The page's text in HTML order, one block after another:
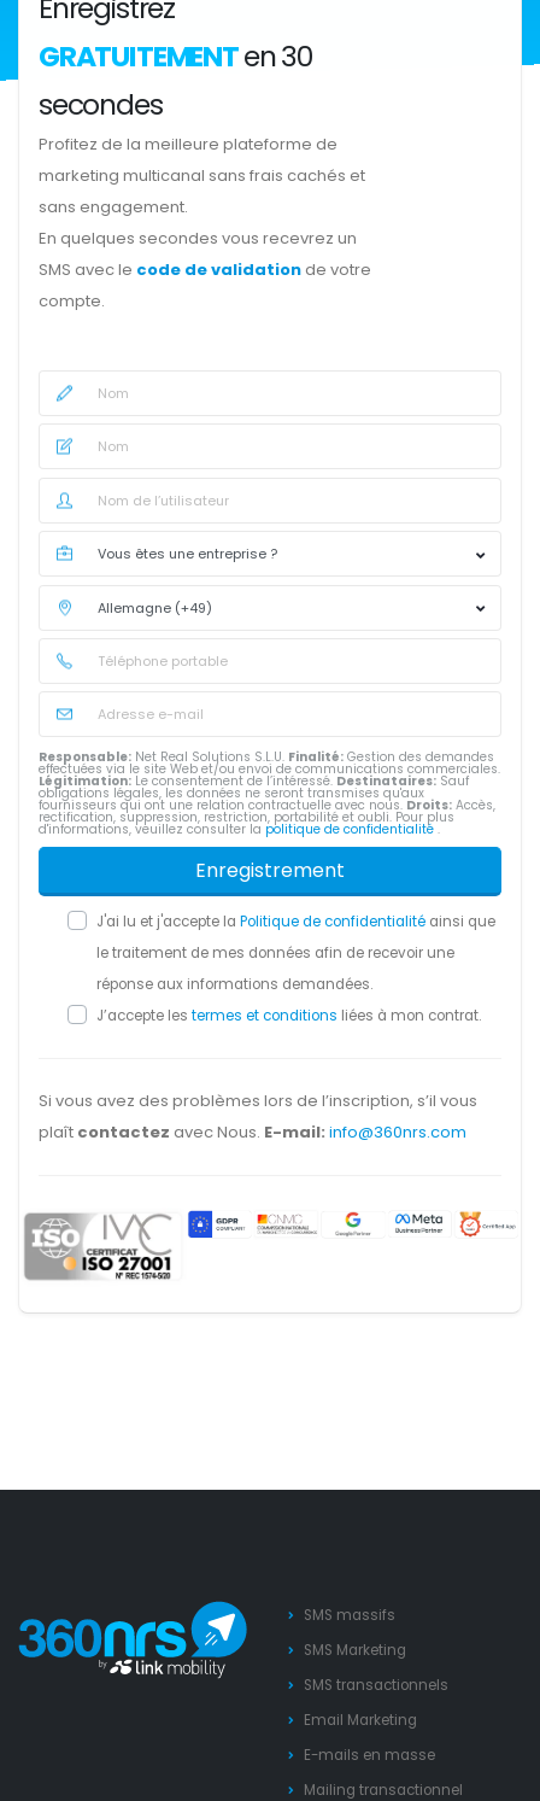
GRATUITEMENTen 30
secondes
Profitez de la meilleure plateforme de
marketing multicanal sans frais cachés et
sans engagement.
En quelques secondes vous recevrez un
SMS avec le code de validation de votre
compte.
Responsable: Net Real Solutions S.L.U. Finalité: Gestion des demandes
effectuées via le site Web et/ou envoi de communications commerciales.
Légitimation: Le consentement de l’intéressé. Destinataires: Sauf
obligations légales, les données ne seront transmises qu'aux
fournisseurs qui ont une relation contractuelle avec nous. Droits: Accès,
rectification, suppression, restriction, portabilité et oubli. Pour plus
d'informations, veuillez consulter la politique de confidentialité .
Enregistrement
J'ai lu et j'accepte la Politique de confidentialité ainsi que
le traitement de mes données afin de recevoir une
réponse aux informations demandées.
J’accepte les termes et conditions liées à mon contrat.
Si vous avez des problèmes lors de l’inscription, s’il vous
plaît contactez avec Nous. E-mail: info@360nrs.com
SMS massifs
SMS Marketing
SMS transactionnels
Email Marketing
E-mails en masse
Mailing transactionnel